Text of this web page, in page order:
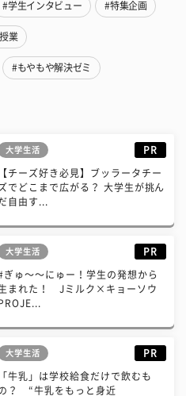
#学生インタビュー #特集企画
業
#もやもや解決ゼミ
大学生活 PR
【チーズ好き必見】ブッラータチー
ズでどこまで広がる？ 大学生が挑ん
自由す...
大学生活 PR
ぎゅ〜〜にゅー！学生の発想から
まれた！ Jミルク×キョーソウ
大学生活 PR
「牛乳」は学校給食だけで飲むも
？ “牛乳をもっと身近